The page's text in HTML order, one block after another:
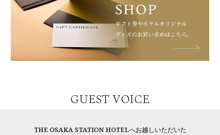
GUEST VOICE
THE OSAKA STATION HOTELへお越しいただいた